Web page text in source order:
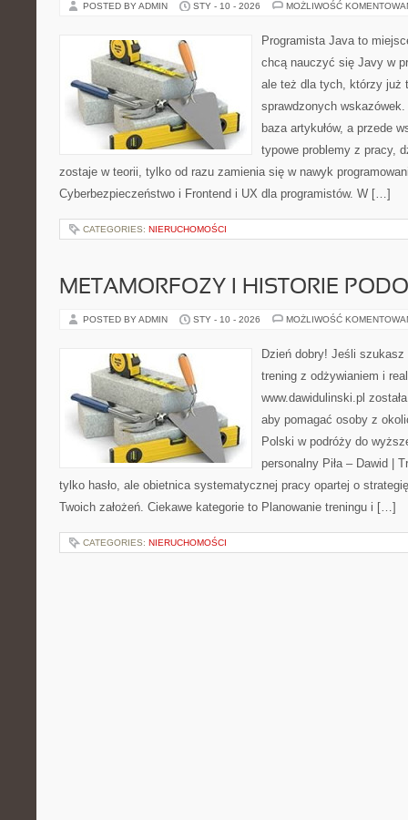
POSTED BY ADMIN STY - 10 - 2026 MOŻLIWOŚĆ
Programista Java to
chcą nauczyć się Javy w
ale też dla tych, którzy już
sprawdzonych
baza artykułów, a przede
typowe problemy z pracy,
zostaje w teorii, tylko od razu zamienia się w nawyk
Cyberbezpieczeństwo i Frontend i UX dla programistów. W […]
CATEGORIES: NIERUCHOMOŚCI
METAMORFOZY I HISTORIE
POSTED BY ADMIN STY - 10 - 2026 MOŻLIWOŚĆ
Dzień dobry! Jeśli
trening z odżywianiem i
www.dawidulinski.pl
aby pomagać osoby z
Polski w podróży do
personalny Piła – Dawid |
tylko hasło, ale obietnica systematycznej pracy opartej o
Twoich założeń. Ciekawe kategorie to Planowanie treningu i […]
CATEGORIES: NIERUCHOMOŚCI